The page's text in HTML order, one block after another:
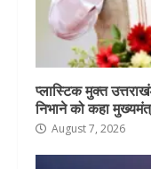
प्लास्टिक मुक्त
निभाने को कहा
August 7, 2026